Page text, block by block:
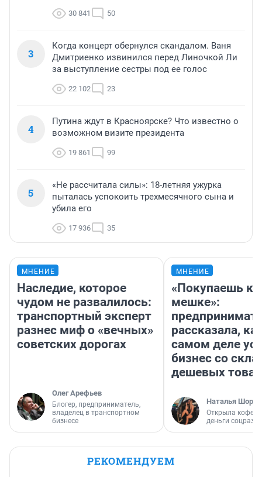
30 841 50
3
Когда концерт обернулся скандалом. Ваня
Дмитриенко извинился перед Линочкой Ли
за выступление сестры под ее голос
22 102 23
4
Путина ждут в Красноярске? Что известно о
возможном визите президента
19 861 99
5
«Не рассчитала силы»: 18-летняя ужурка
пыталась успокоить трехмесячного сына и
убила его
17 936 35
МНЕНИЕ
Наследие, которое
чудом не развалилось:
транспортный эксперт
разнес миф о «вечных»
советских дорогах
Олег Арефьев
Блогер, предприниматель,
владелец в транспортном
бизнесе
МНЕНИЕ
«Покупаешь
мешке»:
рассказала,
самом деле
бизнес со
дешевых
Наталья
Открыла
деньги
РЕКОМЕНДУЕМ